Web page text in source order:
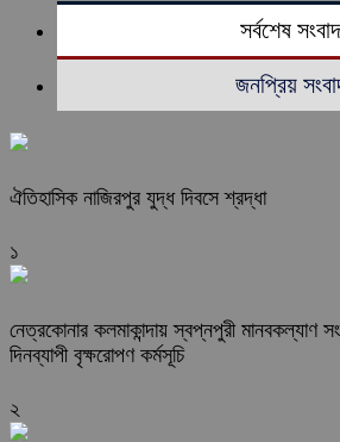
সর্বশেষ সংবাদ
জনপ্রিয়
ঐতিহাসিক নাজিরপুর যুদ্ধ দিবসে শ্রদ্ধা
১
নেত্রকোনার কলমাকান্দায় স্বপ্নপুরী মানবকল্যাণ
দিনব্যাপী বৃক্ষরোপণ কর্মসূচি
২